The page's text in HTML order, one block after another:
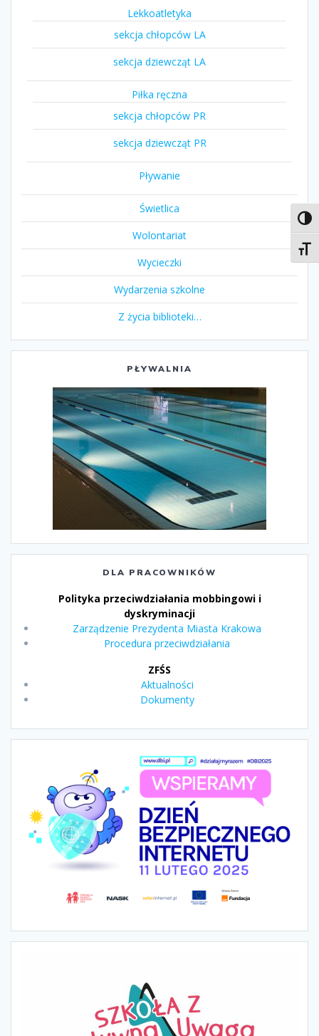
Lekkoatletyka
sekcja chłopców LA
sekcja dziewcząt LA
Piłka ręczna
sekcja chłopców PR
sekcja dziewcząt PR
Pływanie
Świetlica
Wolontariat
Wycieczki
Wydarzenia szkolne
Z życia biblioteki…
PŁYWALNIA
DLA PRACOWNIKÓW
Polityka przeciwdziałania mobbingowi i
dyskryminacji
Zarządzenie Prezydenta Miasta Krakowa
Procedura przeciwdziałania
ZFŚS
Aktualności
Dokumenty